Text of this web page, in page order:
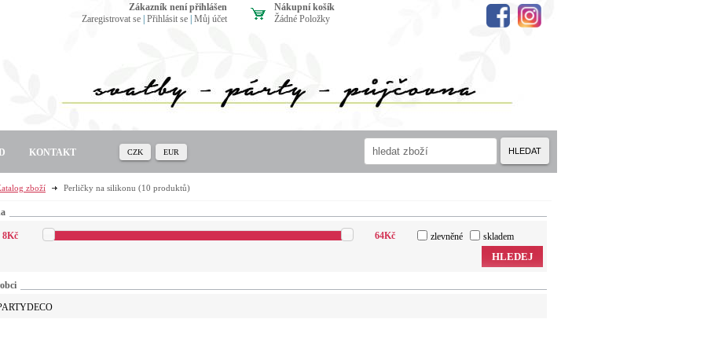
zboží Perličky na silikonu (10 produktů)
8Kč 64Kč zlevněné skladem
HLEDEJ
Nákupní košík
Žádné Položky
zákazník není přihlášen
Zaregistrovat se Přihlásit se Můj účet
KONTAKT CZK EUR HLEDAT